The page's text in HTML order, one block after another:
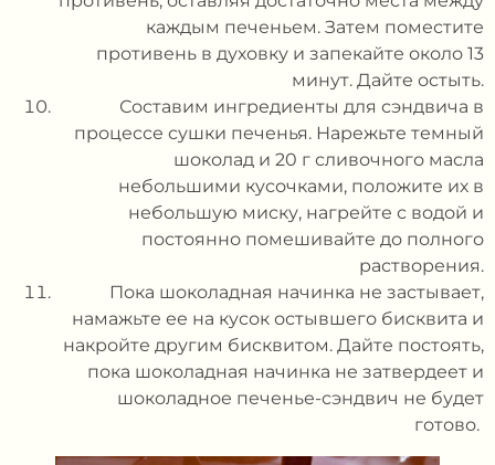
каждым печеньем. Затем поместите
противень в духовку и запекайте около 13
минут. Дайте остыть.
Составим ингредиенты для сэндвича в
процессе сушки печенья. Нарежьте темный
шоколад и 20 г сливочного масла
небольшими кусочками, положите их в
небольшую миску, нагрейте с водой и
постоянно помешивайте до полного
растворения.
Пока шоколадная начинка не застывает,
намажьте ее на кусок остывшего бисквита и
накройте другим бисквитом. Дайте постоять,
пока шоколадная начинка не затвердеет и
шоколадное печенье-сэндвич не будет
готово.